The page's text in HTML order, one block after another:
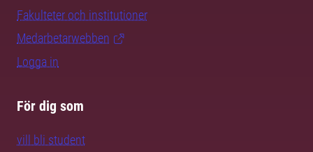
Fakulteter och institutioner
Medarbetarwebben
Logga in
För dig som
vill bli student